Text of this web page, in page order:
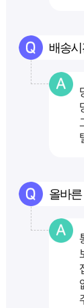
배송시
올바